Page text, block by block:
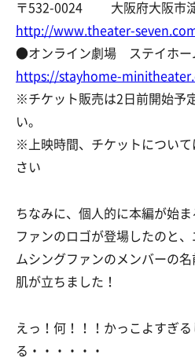
〒532-0024 大阪府大阪市淀
http://www.theater-
●オンライン劇場 ステイホー
https://stayhome-
※チケット販売は2日前開始予
い。
※上映時間、チケットについて
さい
ちなみに、個人的に本編が始
ファンのロゴが登場したのと
ムシングファンのメンバーの
肌が立ちました！
えっ！何！！！かっこよすぎ
る・・・・・・